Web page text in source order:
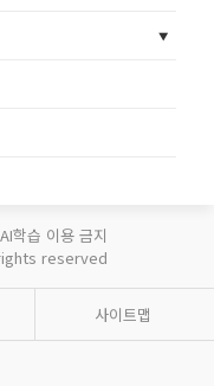
학습 이용 금지
reserved
사이트맵